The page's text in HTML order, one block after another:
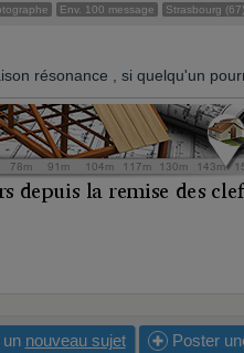
Env. 100 message Strasbourg (67)
résonance , si quelqu'un
nouveau sujet Poster